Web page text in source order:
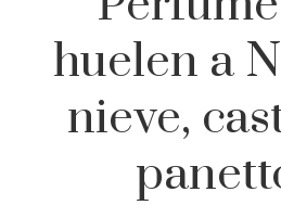
huelen a
nieve,